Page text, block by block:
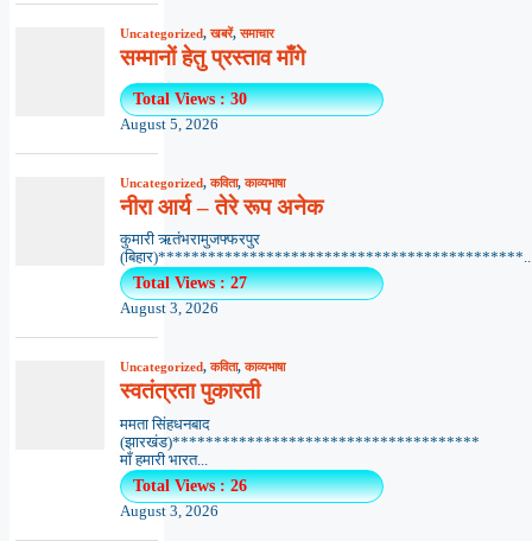
Uncategorized,खबरें,समाचार
सम्मानों हेतु प्रस्ताव माँगे
Total Views : 30
August 5, 2026
Uncategorized,कविता,काव्यभाषा
नीरा आर्य – तेरे रूप अनेक
कुमारी ऋतंभरामुजफ्फरपुर
Total Views : 27
August 3, 2026
Uncategorized,कविता,काव्यभाषा
स्वतंत्रता पुकारती
ममता सिंहधनबाद
(झारखंड)*************************************
माँ हमारी भारत...
Total Views : 26
August 3, 2026